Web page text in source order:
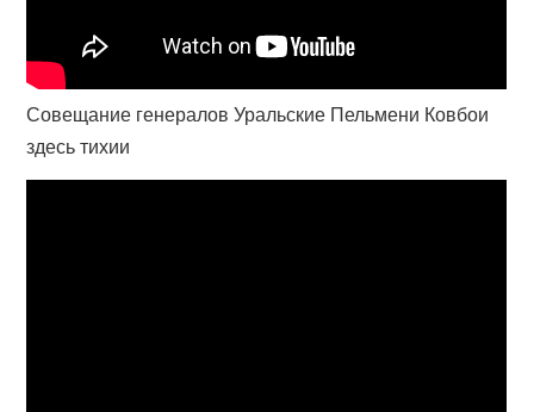
Совещание генералов Уральские Пельмени Ковбои
здесь тихии